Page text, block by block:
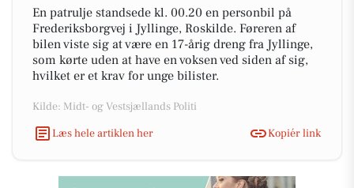
En patrulje standsede kl. 00.20 en personbil på
Frederiksborgvej i Jyllinge, Roskilde. Føreren af
bilen viste sig at være en 17-årig dreng fra Jyllinge,
som kørte uden at have en voksen ved siden af sig,
hvilket er et krav for unge bilister.
Kilde: Midt- og Vestsjællands Politi
Læs hele artiklen her
Kopiér link